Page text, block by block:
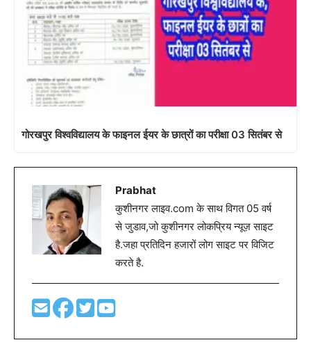
गोरखपुर विश्वविद्यालय के फाइनल ईयर के छात्रों का परीक्षा 03 सितंबर से
Prabhat
कुशीनगर लाइव.com के साथ विगत 05 वर्ष
से जुडाव,जो कुशीनगर लोकप्रिय न्यूज़ साइट
है.जहा प्रतिदिन हजारों लोग साइट पर विजिट
करते है.